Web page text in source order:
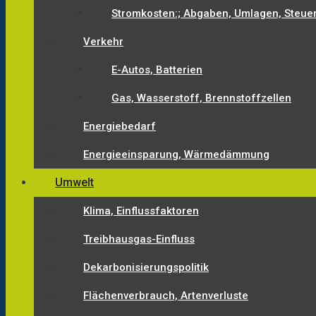
Stromkosten:; Abgaben, Umlagen,
Verkehr
E-Autos, Batterien
Gas, Wasserstoff, Brennstoffzellen
Energiebedarf
Energieeinsparung, Wärmedämmung
Umwelt
Klima, Einflussfaktoren
Treibhausgas-Einfluss
Dekarbonisierungspolitik
Flächenverbrauch, Artenverluste